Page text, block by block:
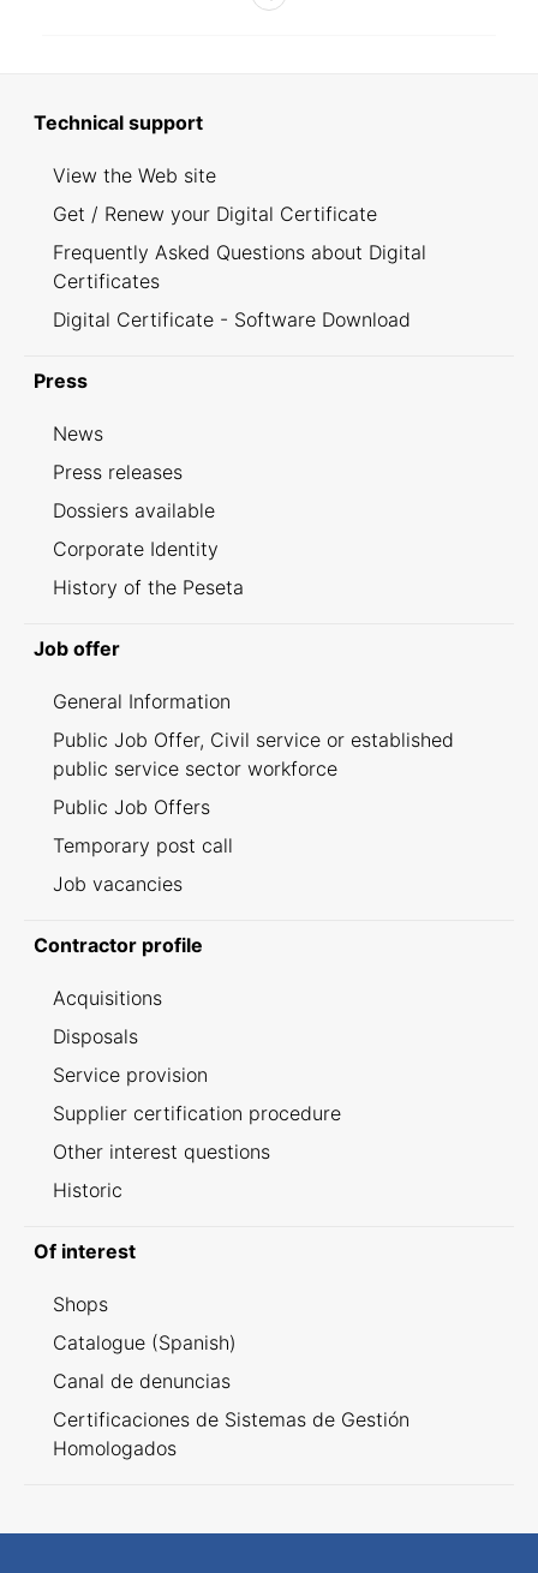
Technical support
View the Web site
Get / Renew your Digital Certificate
Frequently Asked Questions about Digital
Certificates
Digital Certificate - Software Download
Press
News
Press releases
Dossiers available
Corporate Identity
History of the Peseta
Job offer
General Information
Public Job Offer, Civil service or established
public service sector workforce
Public Job Offers
Temporary post call
Job vacancies
Contractor profile
Acquisitions
Disposals
Service provision
Supplier certification procedure
Other interest questions
Historic
Of interest
Shops
Catalogue (Spanish)
Canal de denuncias
Certificaciones de Sistemas de Gestión
Homologados